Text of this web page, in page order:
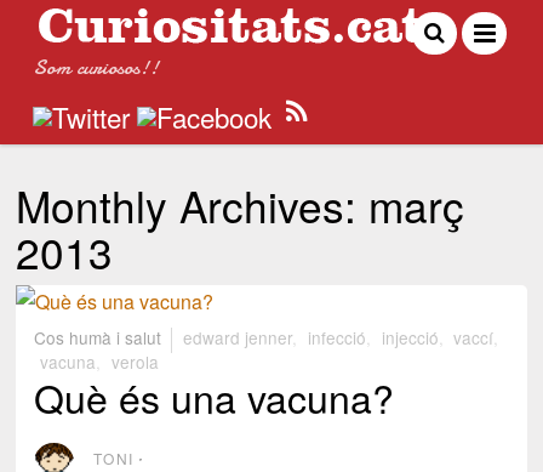
Som curiosos!!
Monthly Archives: març
2013
Cos humà i salut edward jenner infecció injecció vaccí
vacuna
verola
Què és una vacuna?
TONI ⋅